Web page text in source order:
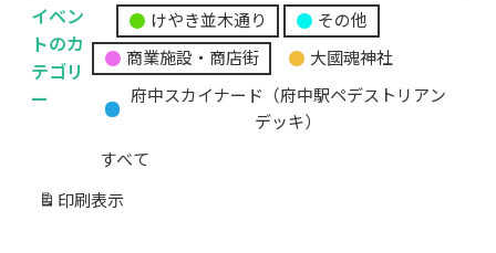
イベン
トのカ
テゴリ
ー
無
題
カ
ゴ
リ
けやき並木通り
その他
商業施設・商店街
大國魂神社
府中スカイナード（府中駅ペデストリアン
デッキ）
すべて
印刷 表示